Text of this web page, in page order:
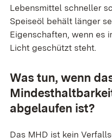
Lebensmittel schneller
Speiseöl behält länger
Eigenschaften, wenn es
Licht geschützt steht.
Was tun, wenn
abgelaufen ist?
Das MHD ist kein